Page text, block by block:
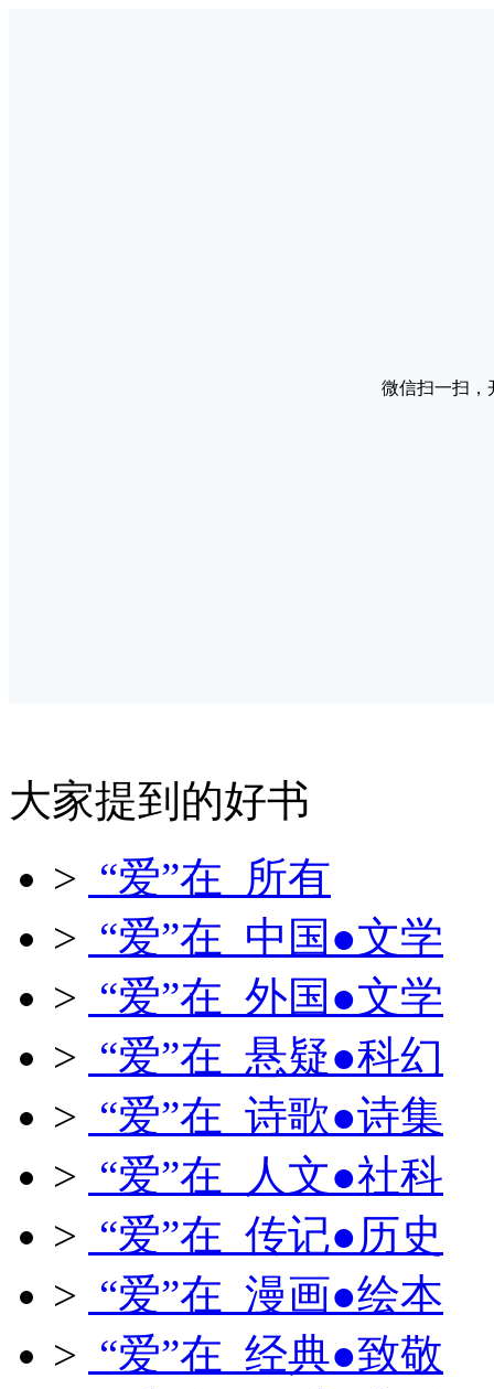
微信扫一扫，
大家提到的好书
> “爱”在 所有
> “爱”在 中国●文学
> “爱”在 外国●文学
> “爱”在 悬疑●科幻
> “爱”在 诗歌●诗集
> “爱”在 人文●社科
> “爱”在 传记●历史
> “爱”在 漫画●绘本
> “爱”在 经典●致敬